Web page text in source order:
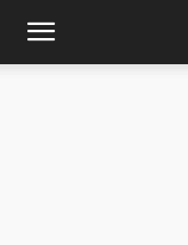
arytmia.eu